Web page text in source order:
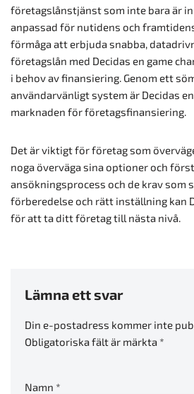
företagslånstjänst som inte bara är
anpassad för nutidens och
förmåga att erbjuda snabba,
företagslån med Decidas en game
i behov av finansiering. Genom ett
användarvänligt system är Decidas
marknaden för företagsfinansiering.
Det är viktigt för företag som
noga överväga sina optioner och
ansökningsprocess och de krav som
förberedelse och rätt inställning kan
för att ta ditt företag till nästa nivå.
Lämna ett svar
Din e-postadress kommer inte
Obligatoriska fält är märkta *
Namn *